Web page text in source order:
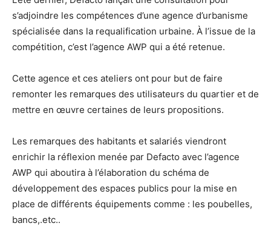
s’adjoindre les compétences d’une agence d’urbanisme
spécialisée dans la requalification urbaine. À l’issue de la
compétition, c’est l’agence AWP qui a été retenue.
Cette agence et ces ateliers ont pour but de faire
remonter les remarques des utilisateurs du quartier et de
mettre en œuvre certaines de leurs propositions.
Les remarques des habitants et salariés viendront
enrichir la réflexion menée par Defacto avec l’agence
AWP qui aboutira à l’élaboration du schéma de
développement des espaces publics pour la mise en
place de différents équipements comme : les poubelles,
bancs,.etc..